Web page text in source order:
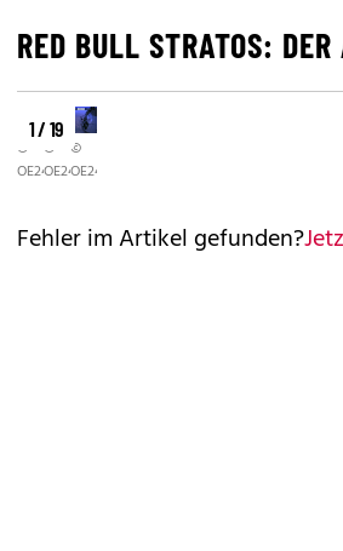
RED BULL STRATOS: DER
1 / 19
©
OE24
©
OE24
©
OE24
Fehler im Artikel gefunden?